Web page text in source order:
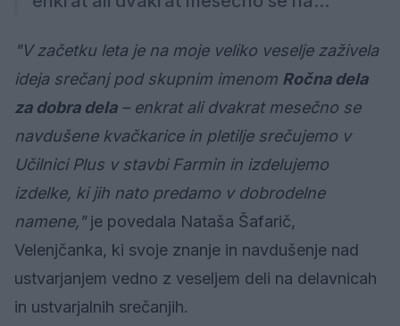
"V začetku leta je na moje veliko veselje zaživela
ideja srečanj pod skupnim imenom Ročna dela
za dobra dela– enkrat ali dvakrat mesečno se
navdušene kvačkarice in pletilje srečujemo v
Učilnici Plus v stavbi Farmin in izdelujemo
izdelke, ki jih nato predamo v dobrodelne
namene,"je povedala Nataša Šafarič,
Velenjčanka, ki svoje znanje in navdušenje nad
ustvarjanjem vedno z veseljem deli na delavnicah
in ustvarjalnih srečanjih.